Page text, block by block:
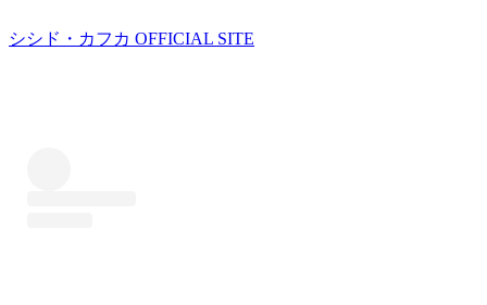
シシド・カフカ OFFICIAL SITE